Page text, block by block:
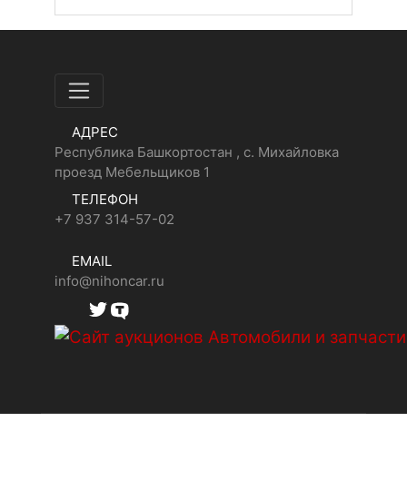
АДРЕС
Республика Башкортостан , с. Михайловка
проезд Мебельщиков 1
ТЕЛЕФОН
+7 937 314-57-02
EMAIL
info@nihoncar.ru